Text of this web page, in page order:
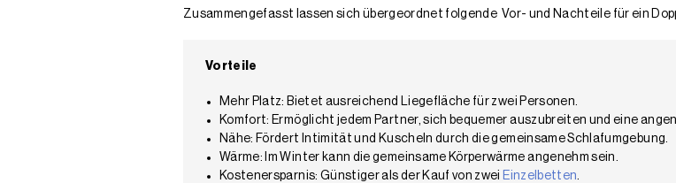
Zusammengefasst lassen sich übergeordnet folgende Vor- und Nachteile für ein
Vorteile
Mehr Platz: Bietet ausreichend Liegefläche für zwei Personen.
Komfort: Ermöglicht jedem Partner, sich bequemer auszubreiten und eine
Nähe: Fördert Intimität und Kuscheln durch die gemeinsame Schlafumgebung.
Wärme: Im Winter kann die gemeinsame Körperwärme angenehm sein.
Kostenersparnis: Günstiger als der Kauf von zwei Einzelbetten